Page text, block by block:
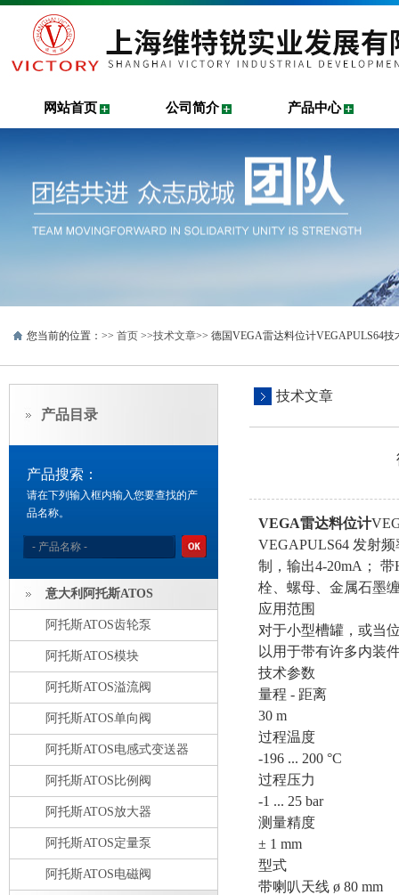
网站首页 公司简介 产品中心
您当前的位置：>> 首页 >>技术文章>> 德国VEGA雷达料位计VEGAPULS64技
产品目录
产品搜索：
请在下列输入框内输入您要查找的产
品名称。
意大利阿托斯ATOS
阿托斯ATOS齿轮泵
阿托斯ATOS模块
阿托斯ATOS溢流阀
阿托斯ATOS单向阀
阿托斯ATOS电感式变送器
阿托斯ATOS比例阀
阿托斯ATOS放大器
阿托斯ATOS定量泵
阿托斯ATOS电磁阀
技术文章
VEGA雷达料位计
VEGAPULS64 发射
制，输出4-20mA； 带
栓、螺母、金属石墨
应用范围
对于小型槽罐，或当
以用于带有许多内装
技术参数
量程 - 距离
30 m
过程温度
-196 ... 200 °C
过程压力
-1 ... 25 bar
测量精度
± 1 mm
型式
带喇叭天线 ø 80 mm